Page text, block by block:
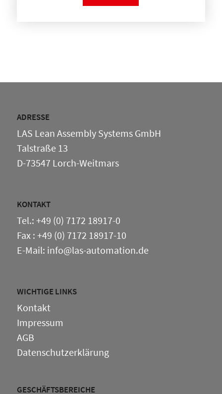
ADRESSE
LAS Lean Assembly Systems GmbH
Talstraße 13
D-73547 Lorch-Weitmars
KONTAKT
Tel.: +49 (0) 7172 18917-0
Fax : +49 (0) 7172 18917-10
E-Mail: info@las-automation.de
WICHTIGE LINKS
Kontakt
Impressum
AGB
Datenschutzerklärung
GESCHÄFTSBEREICHE